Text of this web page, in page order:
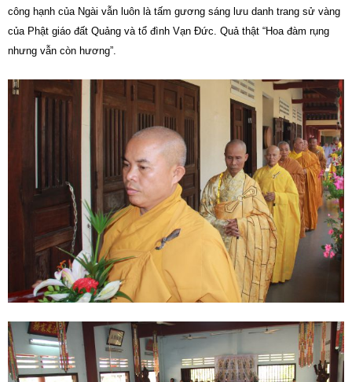
công hạnh của Ngài vẫn luôn là tấm gương sáng lưu danh trang sử vàng
của Phật giáo đất Quảng và tổ đình Vạn Đức. Quả thật “Hoa đàm rụng
nhưng vẫn còn hương”.